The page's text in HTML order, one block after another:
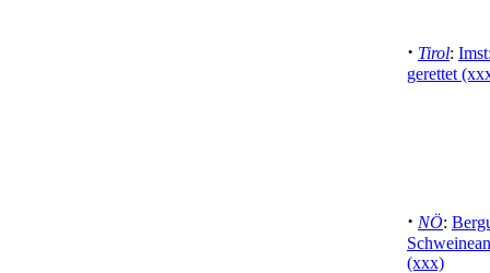
· Tirol:
gerettet
· NÖ:
(xxx)